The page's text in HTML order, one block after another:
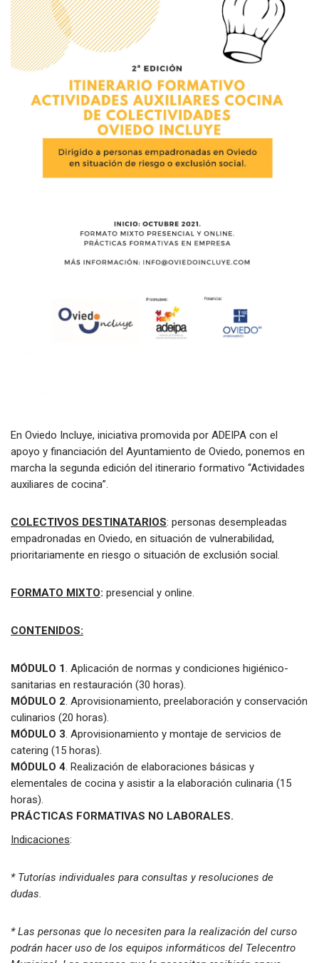
En Oviedo Incluye, iniciativa promovida por ADEIPA con el
apoyo y financiación del Ayuntamiento de Oviedo, ponemos en
marcha la segunda edición del itinerario formativo “Actividades
auxiliares de cocina”.
COLECTIVOS DESTINATARIOS: personas desempleadas
empadronadas en Oviedo, en situación de vulnerabilidad,
prioritariamente en riesgo o situación de exclusión social.
FORMATO MIXTO: presencial y online.
CONTENIDOS:
MÓDULO 1. Aplicación de normas y condiciones higiénico-
sanitarias en restauración (30 horas).
MÓDULO 2. Aprovisionamiento, preelaboración y conservación
culinarios (20 horas).
MÓDULO 3. Aprovisionamiento y montaje de servicios de
catering (15 horas).
MÓDULO 4. Realización de elaboraciones básicas y
elementales de cocina y asistir a la elaboración culinaria (15
horas).
PRÁCTICAS FORMATIVAS NO LABORALES.
Indicaciones:
* Tutorías individuales para consultas y resoluciones de
dudas.
* Las personas que lo necesiten para la realización del curso
podrán hacer uso de los equipos informáticos del Telecentro